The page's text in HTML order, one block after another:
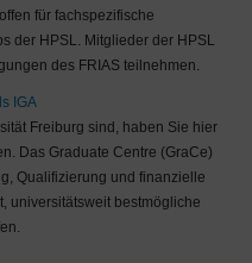
für fachspezifische
der HPSL. Mitglieder der HPSL
des FRIAS teilnehmen.
IGA
Freiburg sind, haben Sie hier
Das Graduate Centre (GraCe)
Qualifizierung und finanzielle
universitätsweit bestmögliche